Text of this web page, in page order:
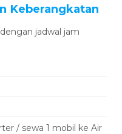
Keberangkatan
jadwal jam
/ sewa 1 mobil ke Air